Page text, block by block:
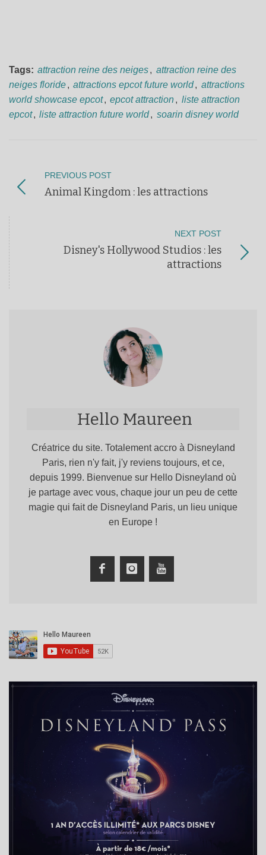
Tags: attraction reine des neiges, attraction reine des
neiges floride, attractions epcot future world, attractions
world showcase epcot, epcot attraction, liste attraction
epcot, liste attraction future world, soarin disney world
PREVIOUS POST
Animal Kingdom : les attractions
NEXT POST
Disney's Hollywood Studios : les
attractions
Hello Maureen
Créatrice du site. Totalement accro à Disneyland
Paris, rien n'y fait, j'y reviens toujours, et ce,
depuis 1999. Bienvenue sur Hello Disneyland où
je partage avec vous, chaque jour un peu de cette
magie qui fait de Disneyland Paris, un lieu unique
en Europe !